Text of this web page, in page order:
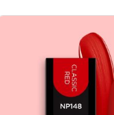
Kit de vernis